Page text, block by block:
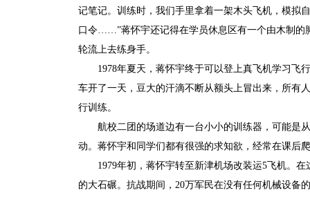
记笔记。训练时，我们手里拿着一架木头飞机，模拟
口令……”蒋怀宇还记得在学员休息区有一个由木制的
轮流上去练身手。
1978年夏天，蒋怀宇终于可以登上真飞机学习飞
车开了一天，豆大的汗滴不断从额头上冒出来，所有
行训练。
航校二团的场道边有一台小小的训练器，可能是
动。蒋怀宇和同学们都有很强的求知欲，经常在课后
1979年初，蒋怀宇转至新津机场改装运5飞机。
的大石碾。抗战期间，20万军民在没有任何机械设备